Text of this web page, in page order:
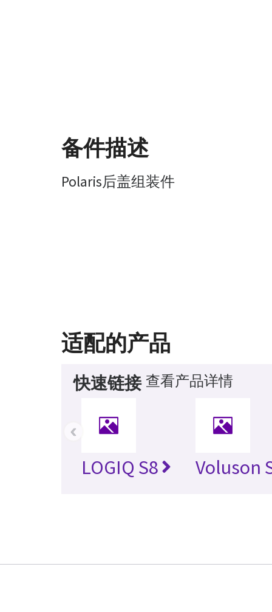
备件描述
Polaris后盖组装件
适配的产品
快速链接 查看产品详情
LOGIQ S8 Voluson
‹